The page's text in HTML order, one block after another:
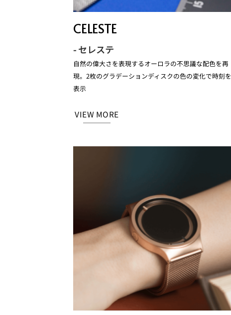
CELESTE
- セレステ
自然の偉大さを表現するオーロラの不思議な配色を再
現。2枚のグラデーションディスクの色の変化で時刻を
表示
VIEW MORE